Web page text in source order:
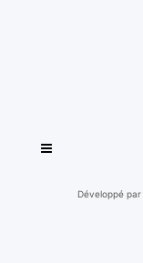
Développé par